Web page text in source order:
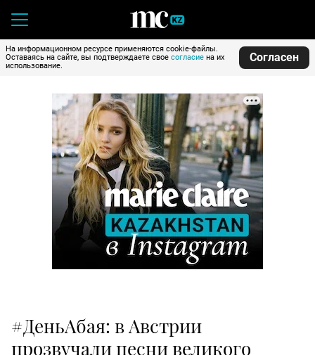
На информационном ресурсе применяются cookie-файлы.
Оставаясь на сайте, вы подтверждаете свое согласие на их
использование.
Согласен
#ДеньАбая: в Австрии
прозвучали песни великого